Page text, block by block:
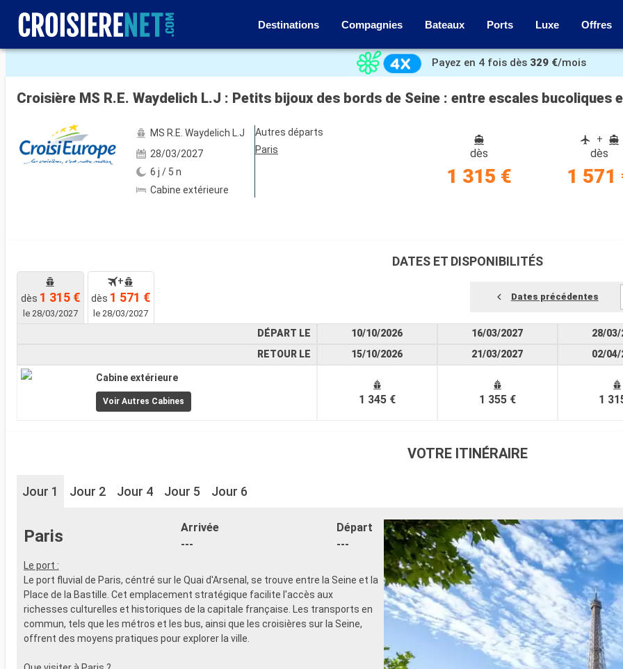
Destinations Compagnies Bateaux Ports Luxe Offres
Voir les 42 autres photos
Payez en 4 fois dès 329 €/mois
Croisière MS R.E. Waydelich L.J : Petits bijoux des bords de Seine : entre escales bucoliques
MS R.E. Waydelich L.J
28/03/2027
6 j / 5 n
Cabine extérieure
Autres départs
Paris
dès
1 315 €
+
dès
1 571
DATES ET DISPONIBILITÉS
dès 1 315 €
le 28/03/2027
+
dès 1 571 €
le 28/03/2027
Dates précédentes
DÉPART LE
RETOUR LE
Cabine extérieure
Voir Autres Cabines
10/10/2026
15/10/2026
1 345 €
16/03/2027
21/03/2027
1 355 €
28/03/
02/04/
1
VOTRE ITINÉRAIRE
Jour 1 Jour 2 Jour 4 Jour 5 Jour 6
Paris
Arrivée
---
Départ
---
Le port :
Le port fluvial de Paris, céntré sur le Quai d'Arsenal, se trouve entre la Seine et la
Place de la Bastille. Cet emplacement stratégique facilite l'accès aux
richesses culturelles et historiques de la capitale française. Les transports en
commun, tels que les métros et les bus, ainsi que les croisières sur la Seine,
offrent des moyens pratiques pour explorer la ville.